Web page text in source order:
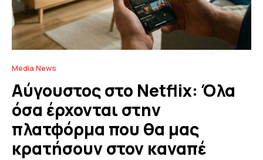
Media News
Αύγουστος στο Netflix: Όλα
όσα έρχονται στην
πλατφόρμα που θα μας
κρατήσουν στον καναπέ